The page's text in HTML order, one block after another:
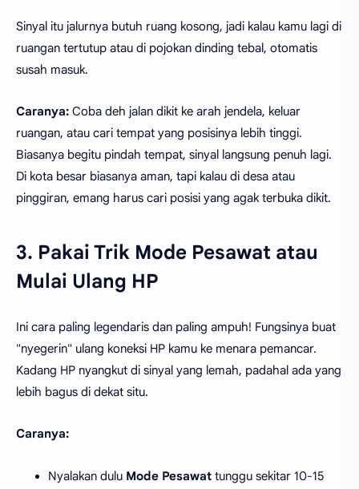
Sinyal itu jalurnya butuh ruang kosong, jadi kalau kamu lagi di
ruangan tertutup atau di pojokan dinding tebal, otomatis
susah masuk.
Caranya: Coba deh jalan dikit ke arah jendela, keluar
ruangan, atau cari tempat yang posisinya lebih tinggi.
Biasanya begitu pindah tempat, sinyal langsung penuh lagi.
Di kota besar biasanya aman, tapi kalau di desa atau
pinggiran, emang harus cari posisi yang agak terbuka dikit.
3. Pakai Trik Mode Pesawat atau
Mulai Ulang HP
Ini cara paling legendaris dan paling ampuh! Fungsinya buat
"nyegerin" ulang koneksi HP kamu ke menara pemancar.
Kadang HP nyangkut di sinyal yang lemah, padahal ada yang
lebih bagus di dekat situ.
Caranya:
Nyalakan dulu Mode Pesawat tunggu sekitar 10-15